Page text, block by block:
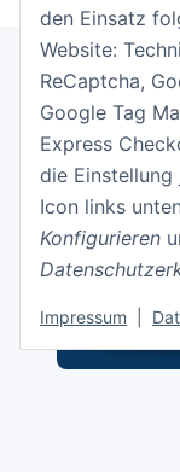
den Einsatz
Website:
ReCaptcha,
Google Tag
Express
die
Icon links
Konfigurieren
Impressum
Informationen
Gesetzliche